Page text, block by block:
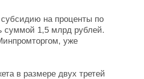
на проценты по
суммой 1,5 млрд рублей.
уже
в размере двух третей